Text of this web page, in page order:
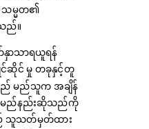
သမ္မတ၏
ည်။
နှာသာရယူရန်
င်ဆိုင် မှု တခုနှင့်တူ
းသည် မည်သူက အချိန်
နိုင်မည်နည်းဆိုသည်ကို
သူသတ်မှတ်ထား